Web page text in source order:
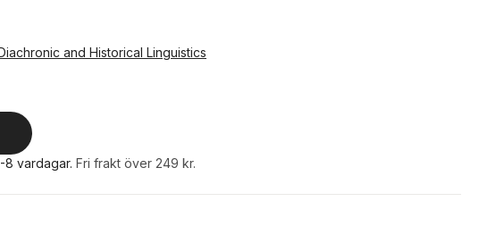
and Historical Linguistics
8 vardagar. Fri frakt över 249 kr.